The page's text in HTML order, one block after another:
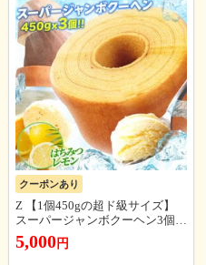
クーポンあり
Z 【1個450gの超ド級サイズ】
スーパージャンボクーヘン3個
（450g×3） バニラ・紅茶・はち
みつレモン おすすめ B
5,000円